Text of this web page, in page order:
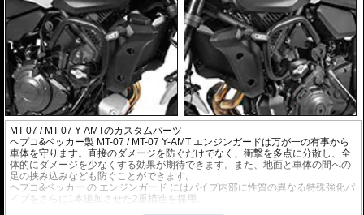
MT-07 / MT-07 Y-AMTのカスタムパーツ
ヘプコ&ベッカー製 MT-07 / MT-07 Y-AMT エンジンガードは万が一の有事から
車体を守ります。直接のダメージを防ぐだけでなく、衝撃を多点に分散し、全
体的にダメージを少なくする効果が期待できます。また、地面と車体の間への
足の挟み込みなども防ぐことができます。
ヘプコ&ベッカー の エンジンガード にはパイプ内部に性質の異なる特殊強化パ
イプをさらに1本追加させた2重構造を採用。